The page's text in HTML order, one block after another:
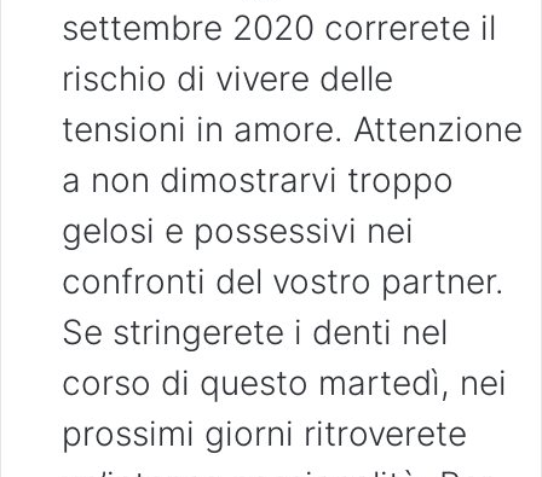
settembre 2020 correrete il
rischio di vivere delle
tensioni in amore. Attenzione
a non dimostrarvi troppo
gelosi e possessivi nei
confronti del vostro partner.
Se stringerete i denti nel
corso di questo martedì, nei
prossimi giorni ritroverete